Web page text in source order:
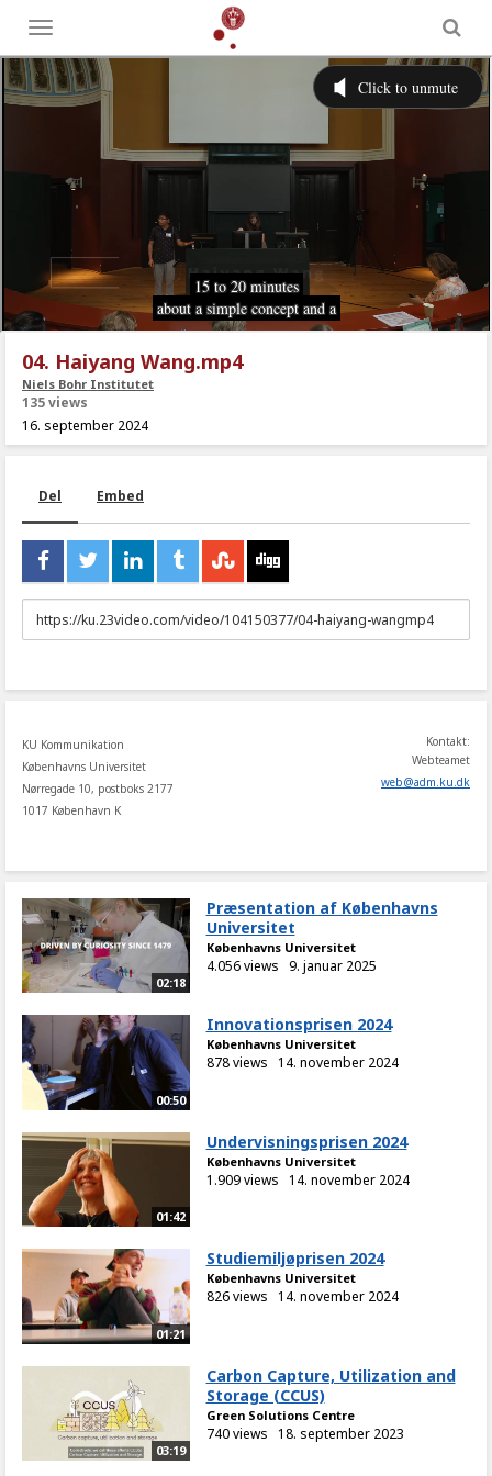
Toggle
menu
04. Haiyang Wang.mp4
Niels Bohr Institutet
135 views
16. september 2024
Del Embed
URL
to
KU Kommunikation
Københavns Universitet
Nørregade 10, postboks 2177
1017 København K
Kontakt:
Webteamet
web@adm.ku.dk
02:18
Præsentation af Københavns
Universitet
Københavns Universitet
4.056 views 9. januar 2025
00:50
Innovationsprisen 2024
Københavns Universitet
878 views 14. november 2024
01:42
Undervisningsprisen 2024
Københavns Universitet
1.909 views 14. november 2024
01:21
Studiemiljøprisen 2024
Københavns Universitet
826 views 14. november 2024
03:19
Carbon Capture, Utilization and
Storage (CCUS)
Green Solutions Centre
740 views 18. september 2023